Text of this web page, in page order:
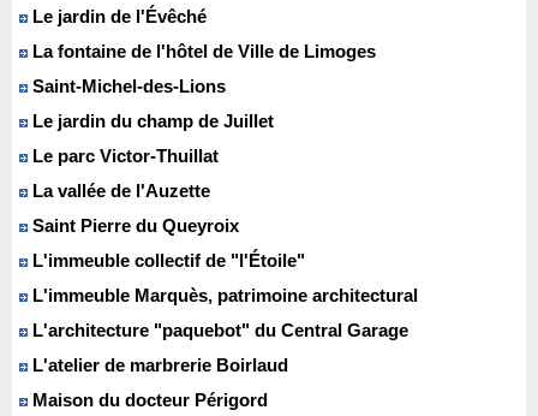
Le jardin de l'Évêché
La fontaine de l'hôtel de Ville de Limoges
Saint-Michel-des-Lions
Le jardin du champ de Juillet
Le parc Victor-Thuillat
La vallée de l'Auzette
Saint Pierre du Queyroix
L'immeuble collectif de "l'Étoile"
L'immeuble Marquès, patrimoine architectural
L'architecture "paquebot" du Central Garage
L'atelier de marbrerie Boirlaud
Maison du docteur Périgord